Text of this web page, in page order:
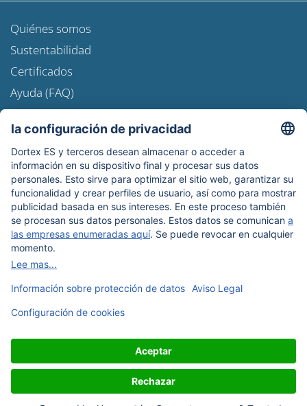
Quiénes somos
Sustentabilidad
Certificados
Ayuda (FAQ)
Newsroom
Información de envío
Boletín de noticias
Protección de datos
Términos y condiciones
Aviso legal